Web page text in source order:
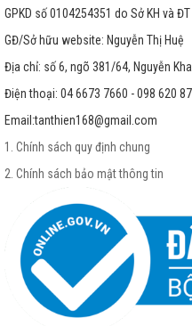
GPKD số 0104254351 do Sở KH và
GĐ/Sở hữu website: Nguyễn Thị Huệ
Địa chỉ: số 6, ngõ 381/64, Nguyễn
Điện thoại: 04 6673 7660 - 098 620
Email:tanthien168@gmail.com
1. Chính sách quy định chung
2. Chính sách bảo mật thông tin